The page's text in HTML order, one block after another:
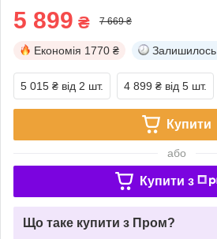
5 899 ₴ 7 669 ₴
Економія 1770 ₴ Залишилось
5 015 ₴ від 2 шт. 4 899 ₴ від 5 шт.
Купити
або
Купити з
Що таке купити з Пром?